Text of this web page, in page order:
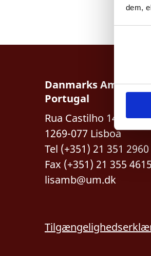
dem,
a
e
v
l
g
Danmarks
Portugal
Rua Castilho 14.C.3.
1269-077 Lisboa
Tel (+351) 21 351 2960
Fax (+351) 21 355 4615
lisamb@um.dk